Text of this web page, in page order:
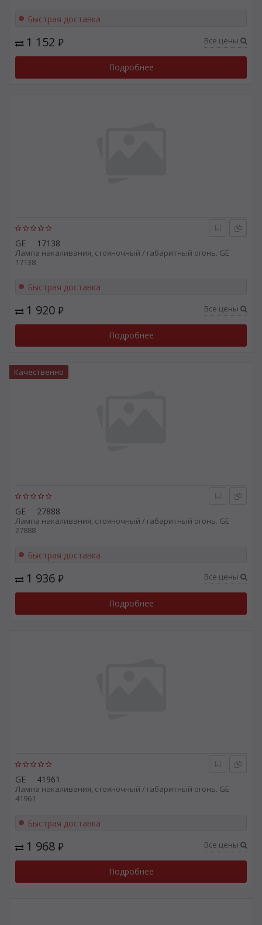
Быстрая доставка
1 152 ₽ Все цены
Подробнее
GE 17138
Лампа накаливания, стояночный / габаритный огонь. GE
17138
Быстрая доставка
1 920 ₽ Все цены
Подробнее
GE 27888
Лампа накаливания, стояночный / габаритный огонь. GE
27888
Качественно
Быстрая доставка
1 936 ₽ Все цены
Подробнее
GE 41961
Лампа накаливания, стояночный / габаритный огонь. GE
41961
Быстрая доставка
1 968 ₽ Все цены
Подробнее